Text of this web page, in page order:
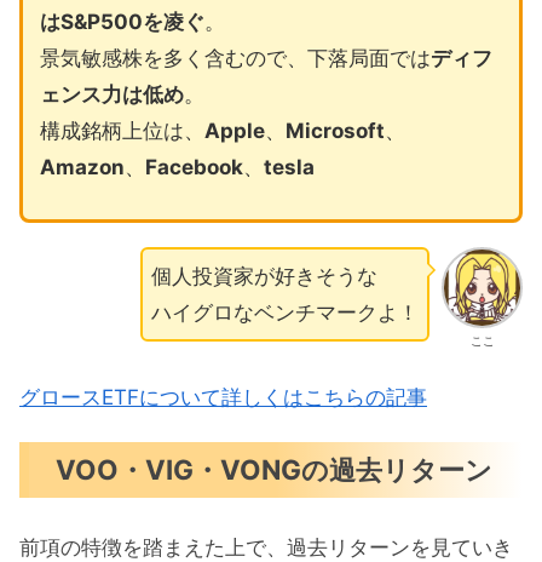
はS&P500を凌ぐ。
景気敏感株を多く含むので、下落局面ではディフ
ェンス力は低め。
構成銘柄上位は、 Apple、 Microsoft、
Amazon、 Facebook、 tesla
ここ
個人投資家が好きそうな
ハイグロなベンチマークよ！
グロースETFについて詳しくはこちらの記事
VOO・VIG・VONGの過去リターン
前項の特徴を踏まえた上で、過去リターンを見ていき